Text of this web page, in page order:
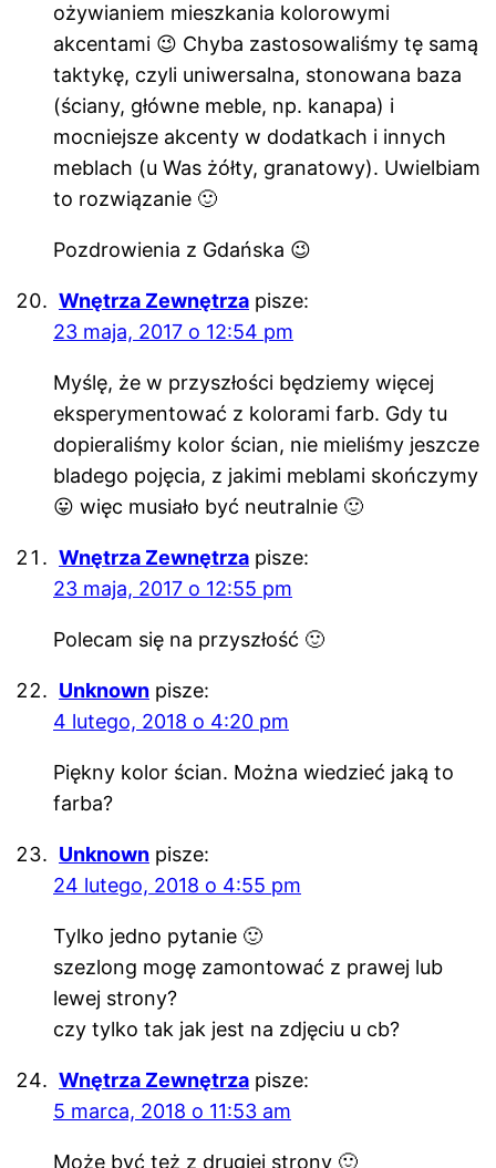
ożywianiem mieszkania kolorowymi
akcentami 😉 Chyba zastosowaliśmy tę samą
taktykę, czyli uniwersalna, stonowana baza
(ściany, główne meble, np. kanapa) i
mocniejsze akcenty w dodatkach i innych
meblach (u Was żółty, granatowy). Uwielbiam
to rozwiązanie 🙂
Pozdrowienia z Gdańska 😉
Wnętrza Zewnętrza pisze:
23 maja, 2017 o 12:54 pm
Myślę, że w przyszłości będziemy więcej
eksperymentować z kolorami farb. Gdy tu
dopieraliśmy kolor ścian, nie mieliśmy jeszcze
bladego pojęcia, z jakimi meblami skończymy
😛 więc musiało być neutralnie 🙂
Wnętrza Zewnętrza pisze:
23 maja, 2017 o 12:55 pm
Polecam się na przyszłość 🙂
Unknown pisze:
4 lutego, 2018 o 4:20 pm
Piękny kolor ścian. Można wiedzieć jaką to
farba?
Unknown pisze:
24 lutego, 2018 o 4:55 pm
Tylko jedno pytanie 🙂
szezlong mogę zamontować z prawej lub
lewej strony?
czy tylko tak jak jest na zdjęciu u cb?
Wnętrza Zewnętrza pisze:
5 marca, 2018 o 11:53 am
Może być też z drugiej strony 🙂